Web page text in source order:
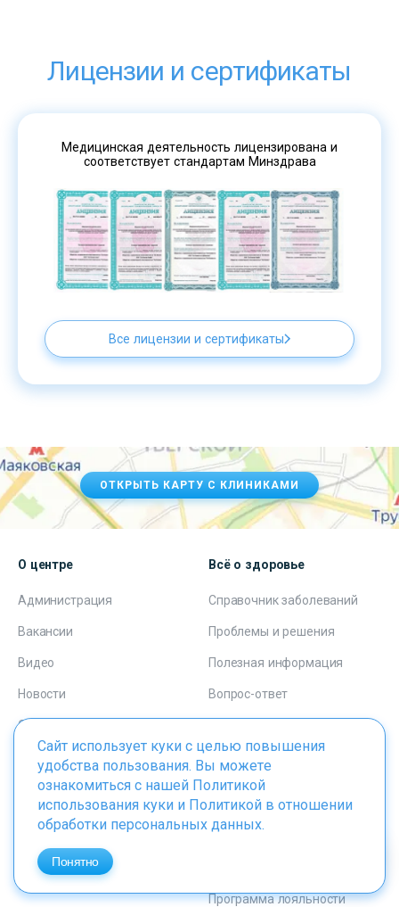
Лицензии и сертификаты
Медицинская деятельность лицензирована и
соответствует стандартам Минздрава
Все лицензии и сертификаты
ОТКРЫТЬ КАРТУ С КЛИНИКАМИ
О центре
Администрация
Вакансии
Видео
Новости
Отзывы
Всё о здоровье
Справочник заболеваний
Проблемы и решения
Полезная информация
Вопрос-ответ
Правовая информация
Контактная информация
Лицензии и сертификаты
Пользовательское
соглашение
Пациентам
Вызов врача на дом
Справки и документы
Программа лояльности
Сайт использует куки с целью повышения
удобства пользования. Вы можете
ознакомиться с нашей Политикой
использования куки и Политикой в отношении
обработки персональных данных.
Понятно